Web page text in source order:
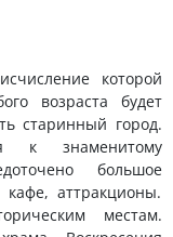
которой
возраста будет
старинный город.
к знаменитому
большое
аттракционы.
местам.